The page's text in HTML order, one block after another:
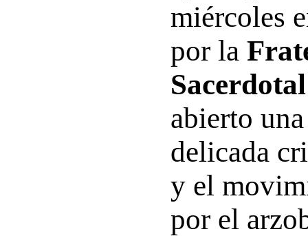
miércoles
por la
abierto
delicada
y el
por el